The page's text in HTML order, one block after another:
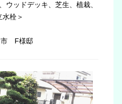
ウッドデッキ、芝生、植栽、
水栓＞
市 F様邸